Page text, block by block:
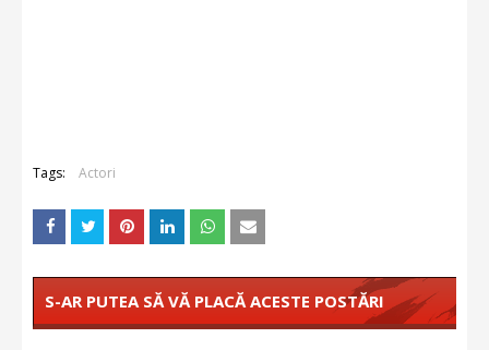
Tags: Actori
S-AR PUTEA SĂ VĂ PLACĂ ACESTE POSTĂRI